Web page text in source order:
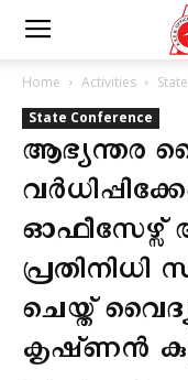
Home Activities
State Conference
ആഭ്യന്തര
പ്രതിനിധി
ചെയ്ത്
കൃഷ്‌ണന്‍